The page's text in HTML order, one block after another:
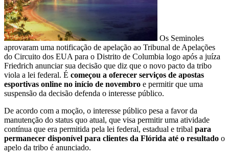
Os Seminoles
aprovaram uma notificação de apelação ao Tribunal de Apelações
do Circuito dos EUA para o Distrito de Columbia logo após a juíza
Friedrich anunciar sua decisão que diz que o novo pacto da tribo
viola a lei federal. É começou a oferecer serviços de apostas
esportivas online no início de novembro e permitir que uma
suspensão da decisão defenda o interesse público.
De acordo com a moção, o interesse público pesa a favor da
manutenção do status quo atual, que visa permitir uma atividade
contínua que era permitida pela lei federal, estadual e tribal para
permanecer disponível para clientes da Flórida até o resultado o
apelo da tribo é anunciado.